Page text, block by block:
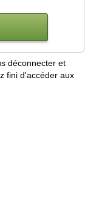
déconnecter et
fini d'accéder aux